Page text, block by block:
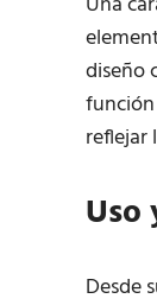
diseño
reflejar
Uso
Desde